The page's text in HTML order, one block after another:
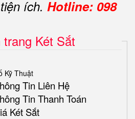
ích. Hotline: 098
Két Sắt
Kỹ Thuật
Tin Liên Hệ
Tin Thanh Toán
Két Sắt